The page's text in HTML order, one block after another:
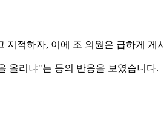
적하자, 이에 조 의원은 급하게 게
올리냐"는 등의 반응을 보였습니다.